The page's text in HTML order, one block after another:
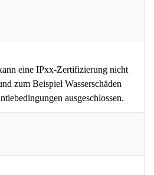
eine IPxx-Zertifizierung nicht
zum Beispiel Wasserschäden
ausgeschlossen.